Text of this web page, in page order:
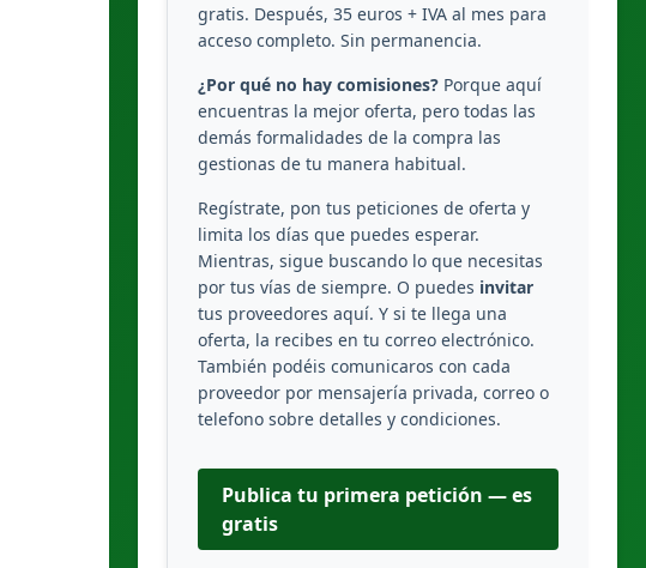
gratis. Después, 35 euros + IVA al mes para
acceso completo. Sin permanencia.
¿Por qué no hay comisiones? Porque aquí
encuentras la mejor oferta, pero todas las
demás formalidades de la compra las
gestionas de tu manera habitual.
Regístrate, pon tus peticiones de oferta y
limita los días que puedes esperar.
Mientras, sigue buscando lo que necesitas
por tus vías de siempre. O puedes invitar
tus proveedores aquí. Y si te llega una
oferta, la recibes en tu correo electrónico.
También podéis comunicaros con cada
proveedor por mensajería privada, correo o
telefono sobre detalles y condiciones.
Publica tu primera petición — es
gratis